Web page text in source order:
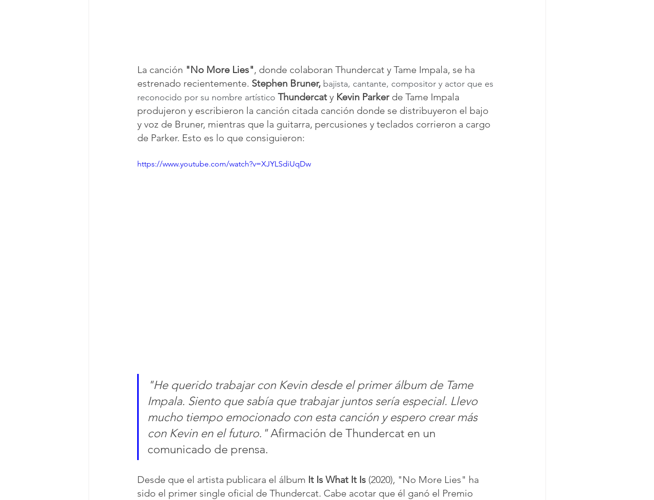
La canción "No More Lies", donde colaboran Thundercat y Tame Impala, se ha
estrenado recientemente. Stephen Bruner, bajista, cantante, compositor y actor que es
reconocido por su nombre artístico Thundercat y Kevin Parker de Tame Impala
produjeron y escribieron la canción citada canción donde se distribuyeron el bajo
y voz de Bruner, mientras que la guitarra, percusiones y teclados corrieron a cargo
de Parker. Esto es lo que consiguieron:
https://www.youtube.com/watch?v=XJYLSdiUqDw
"He querido trabajar con Kevin desde el primer álbum de Tame
Impala. Siento que sabía que trabajar juntos sería especial. Llevo
mucho tiempo emocionado con esta canción y espero crear más
con Kevin en el futuro." Afirmación de Thundercat en un
comunicado de prensa.
Desde que el artista publicara el álbum It Is What It Is (2020), "No More Lies" ha
sido el primer single oficial de Thundercat. Cabe acotar que él ganó el Premio